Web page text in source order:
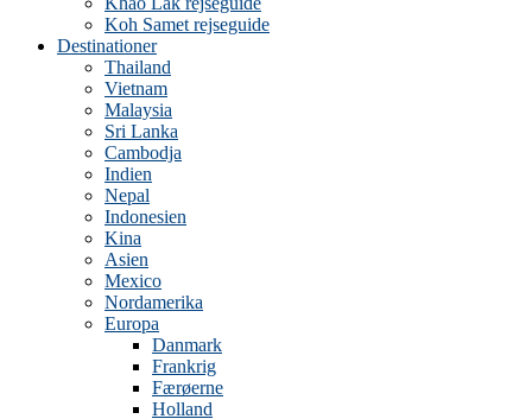
Koh Samet rejseguide
Destinationer
Thailand
Vietnam
Malaysia
Sri Lanka
Cambodja
Indien
Nepal
Indonesien
Kina
Asien
Mexico
Nordamerika
Europa
Danmark
Frankrig
Færøerne
Holland